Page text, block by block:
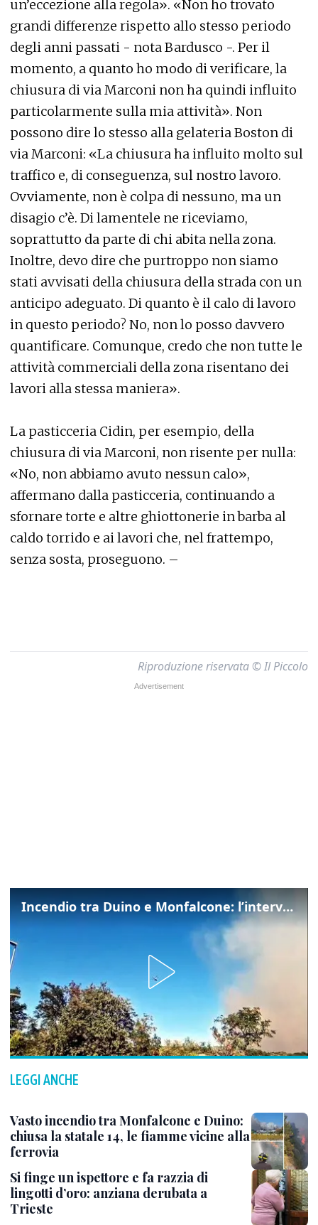
un’eccezione alla regola». «Non ho trovato
grandi differenze rispetto allo stesso periodo
degli anni passati - nota Bardusco -. Per il
momento, a quanto ho modo di verificare, la
chiusura di via Marconi non ha quindi influito
particolarmente sulla mia attività». Non
possono dire lo stesso alla gelateria Boston di
via Marconi: «La chiusura ha influito molto sul
traffico e, di conseguenza, sul nostro lavoro.
Ovviamente, non è colpa di nessuno, ma un
disagio c’è. Di lamentele ne riceviamo,
soprattutto da parte di chi abita nella zona.
Inoltre, devo dire che purtroppo non siamo
stati avvisati della chiusura della strada con un
anticipo adeguato. Di quanto è il calo di lavoro
in questo periodo? No, non lo posso davvero
quantificare. Comunque, credo che non tutte le
attività commerciali della zona risentano dei
lavori alla stessa maniera».
La pasticceria Cidin, per esempio, della
chiusura di via Marconi, non risente per nulla:
«No, non abbiamo avuto nessun calo»,
affermano dalla pasticceria, continuando a
sfornare torte e altre ghiottonerie in barba al
caldo torrido e ai lavori che, nel frattempo,
senza sosta, proseguono. –
Riproduzione riservata © Il Piccolo
Incendio tra Duino e Monfalcone: l’intervento dei vigili del fuoco
LEGGI ANCHE
Vasto incendio tra Monfalcone e Duino:
chiusa la statale 14, le fiamme vicine alla
ferrovia
Si finge un ispettore e fa razzia di
lingotti d’oro: anziana derubata a
Trieste